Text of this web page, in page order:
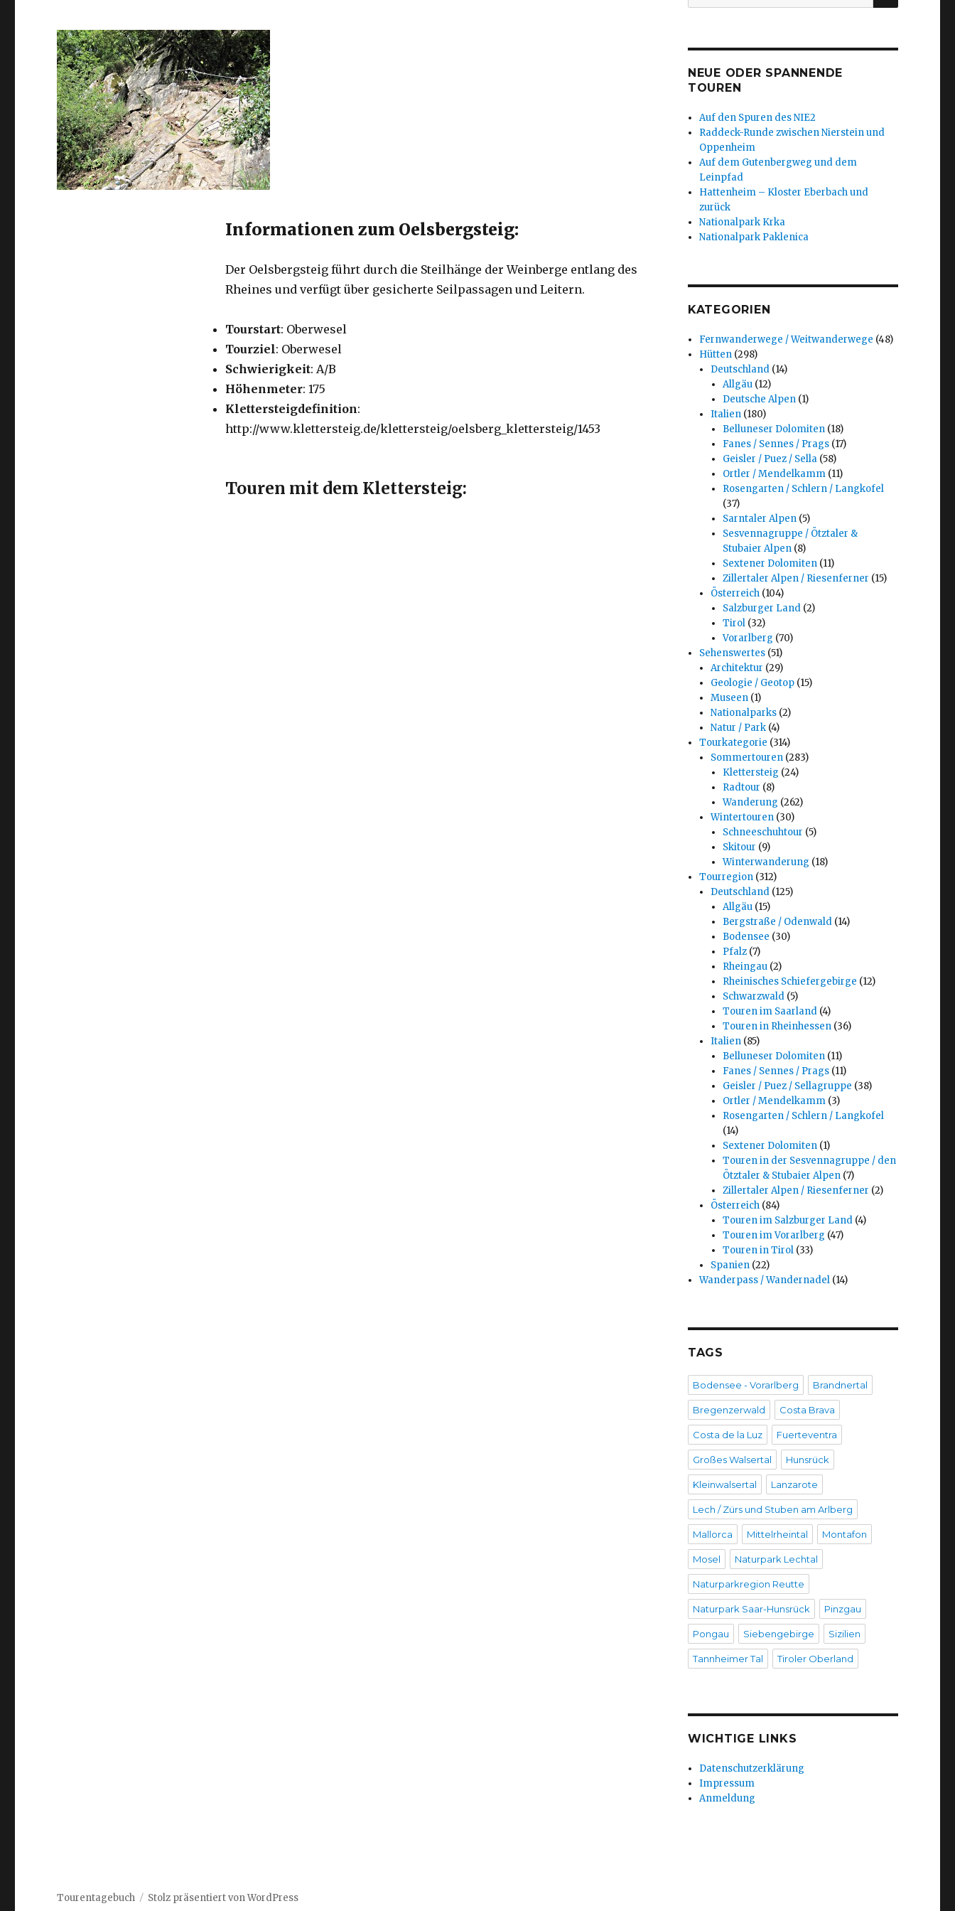
Informationen zum Oelsbergsteig:
Der Oelsbergsteig führt durch die Steilhänge der Weinberge entlang des
Rheines und verfügt über gesicherte Seilpassagen und Leitern.
Tourstart: Oberwesel
Tourziel: Oberwesel
Schwierigkeit: A/B
Höhenmeter: 175
Klettersteigdefinition:
http://www.klettersteig.de/klettersteig/oelsberg_klettersteig/1453
Touren mit dem Klettersteig:
nach:
NEUE ODER SPANNENDE
TOUREN
Auf den Spuren des NIE2
Raddeck-Runde zwischen Nierstein und
Oppenheim
Auf dem Gutenbergweg und dem
Leinpfad
Hattenheim – Kloster Eberbach und
zurück
Nationalpark Krka
Nationalpark Paklenica
KATEGORIEN
Fernwanderwege / Weitwanderwege (48)
Hütten (298)
Deutschland (14)
Allgäu(12)
Deutsche Alpen(1)
Italien (180)
Belluneser Dolomiten(18)
Fanes / Sennes / Prags(17)
Geisler / Puez / Sella(58)
Ortler / Mendelkamm(11)
Rosengarten / Schlern / Langkofel
(37)
Sarntaler Alpen(5)
Sesvennagruppe / Ötztaler &
Stubaier Alpen(8)
Sextener Dolomiten(11)
Zillertaler Alpen / Riesenferner (15)
Österreich (104)
Salzburger Land(2)
Tirol(32)
Vorarlberg (70)
Sehenswertes (51)
Architektur (29)
Geologie / Geotop (15)
Museen (1)
Nationalparks (2)
Natur / Park (4)
Tourkategorie (314)
Sommertouren (283)
Klettersteig (24)
Radtour (8)
Wanderung (262)
Wintertouren (30)
Schneeschuhtour (5)
Skitour (9)
Winterwanderung (18)
Tourregion (312)
Deutschland (125)
Allgäu(15)
Bergstraße / Odenwald(14)
Bodensee (30)
Pfalz(7)
Rheingau(2)
Rheinisches Schiefergebirge (12)
Schwarzwald(5)
Touren im Saarland(4)
Touren in Rheinhessen(36)
Italien (85)
Belluneser Dolomiten(11)
Fanes / Sennes / Prags(11)
Geisler / Puez / Sellagruppe (38)
Ortler / Mendelkamm(3)
Rosengarten / Schlern / Langkofel
(14)
Sextener Dolomiten(1)
Touren in der Sesvennagruppe / den
Ötztaler & Stubaier Alpen(7)
Zillertaler Alpen / Riesenferner (2)
Österreich (84)
Touren im Salzburger Land(4)
Touren im Vorarlberg (47)
Touren in Tirol(33)
Spanien (22)
Wanderpass / Wandernadel (14)
TAGS
Bodensee - Vorarlberg Brandnertal
Bregenzerwald Costa Brava
Costa de la Luz Fuerteventra
Großes Walsertal Hunsrück
Kleinwalsertal Lanzarote
Lech / Zürs und Stuben am Arlberg
Mallorca Mittelrheintal Montafon
Mosel Naturpark Lechtal
Naturparkregion Reutte
Naturpark Saar-Hunsrück Pinzgau
Pongau Siebengebirge Sizilien
Tannheimer Tal Tiroler Oberland
WICHTIGE LINKS
Datenschutzerklärung
Impressum
Anmeldung
Tourentagebuch Stolz präsentiert von WordPress